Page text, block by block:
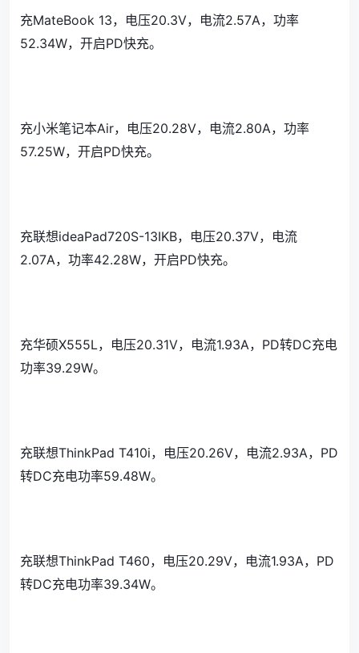
充MateBook 13，电压20.3V，电流2.57A，功率
52.34W，开启PD快充。
充小米笔记本Air，电压20.28V，电流2.80A，功率
57.25W，开启PD快充。
充联想ideaPad720S-13IKB，电压20.37V，电流
2.07A，功率42.28W，开启PD快充。
充华硕X555L，电压20.31V，电流1.93A，PD转DC充电
功率39.29W。
充联想ThinkPad T410i，电压20.26V，电流2.93A，PD
转DC充电功率59.48W。
充联想ThinkPad T460，电压20.29V，电流1.93A，PD
转DC充电功率39.34W。